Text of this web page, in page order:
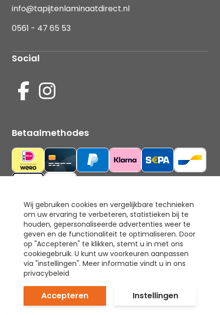
Wij gebruiken cookies en vergelijkbare technieken
om uw ervaring te verbeteren, statistieken bij te
houden, gepersonaliseerde advertenties weer te
geven en de functionaliteit te optimaliseren. Door
op "Accepteren" te klikken, stemt u in met ons
cookiegebruik. U kunt uw voorkeuren aanpassen
via "instellingen". Meer informatie vindt u in ons
privacybeleid
Accepteren Instellingen
info@tapijtenlaminaatdirect.nl
0561 - 47 65 53
Social
Betaalmethodes
Ons keurmerk
© Tapijt & Laminaat Direct. Alle rechten voorbehouden.
Prijzen inclusief 21% BTW.